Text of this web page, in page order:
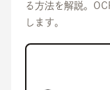
る方法を解説。
します。